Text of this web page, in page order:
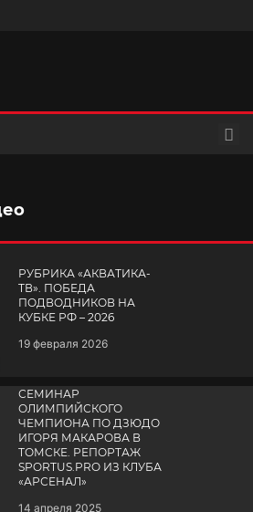
РУБРИКА «АКВАТИКА-
TВ». ПОБЕДА
ПОДВОДНИКОВ НА
КУБКЕ РФ – 2026
19 февраля 2026
СЕМИНАР
ОЛИМПИЙСКОГО
ЧЕМПИОНА ПО ДЗЮДО
ИГОРЯ МАКАРОВА В
ТОМСКЕ. РЕПОРТАЖ
SPORTUS.PRO ИЗ КЛУБА
«АРСЕНАЛ»
14 апреля 2025